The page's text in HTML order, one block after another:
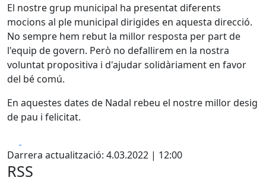
El nostre grup municipal ha presentat diferents
mocions al ple municipal dirigides en aquesta direcció.
No sempre hem rebut la millor resposta per part de
l'equip de govern. Però no defallirem en la nostra
voluntat propositiva i d'ajudar solidàriament en favor
del bé comú.
En aquestes dates de Nadal rebeu el nostre millor desig
de pau i felicitat.
Darrera actualització: 4.03.2022 | 12:00
RSS